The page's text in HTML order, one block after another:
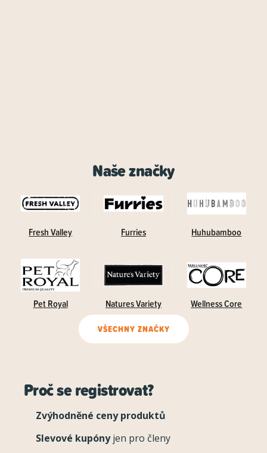
Naše značky
Fresh Valley Furries Huhubamboo
Pet Royal Natures Variety Wellness Core
VŠECHNY ZNAČKY
Proč se registrovat?
Zvýhodněné ceny produktů
Slevové kupónyjen pro členy